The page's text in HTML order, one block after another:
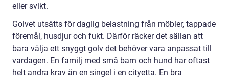
eller svikt.
Golvet utsätts för daglig belastning från möbler, tappade
föremål, husdjur och fukt. Därför räcker det sällan att
bara välja ett snyggt golv det behöver vara anpassat till
vardagen. En familj med små barn och hund har oftast
helt andra krav än en singel i en cityetta. En bra